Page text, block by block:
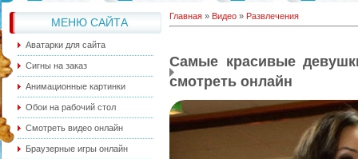
МЕНЮ САЙТА
Аватарки для сайта
Сигны на заказ
Анимационные картинки
Обои на рабочий стол
Смотреть видео онлайн
Браузерные игры онлайн
Главная » Видео » Развлечения
Самые красивые
смотреть онлайн